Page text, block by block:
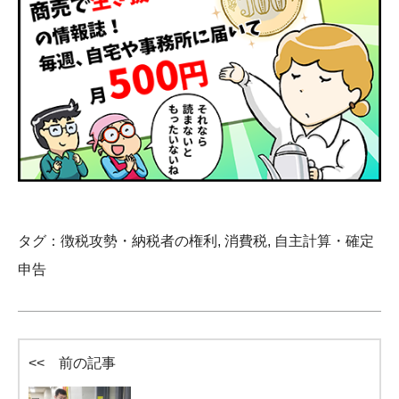
タグ： 徴税攻勢・納税者の権利 , 消費税, 自主計算・確定
申告
<< 前の記事